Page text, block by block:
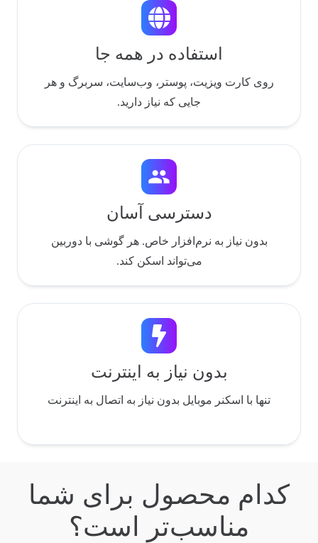
استفاده در همه جا
روی کارت ویزیت، پوستر، وب‌سایت، سربرگ و هر
جایی که نیاز دارید.
people
دسترسی آسان
بدون نیاز به نرم‌افزار خاص. هر گوشی با دوربین
می‌تواند اسکن کند.
بدون نیاز به اینترنت
تنها با اسکنر موبایل بدون نیاز به اتصال به اینترنت
کدام محصول برای شما
مناسب‌تر است؟